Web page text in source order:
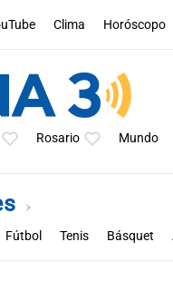
Clima Horóscopo
Rosario Mundo
Fútbol Tenis Básquet